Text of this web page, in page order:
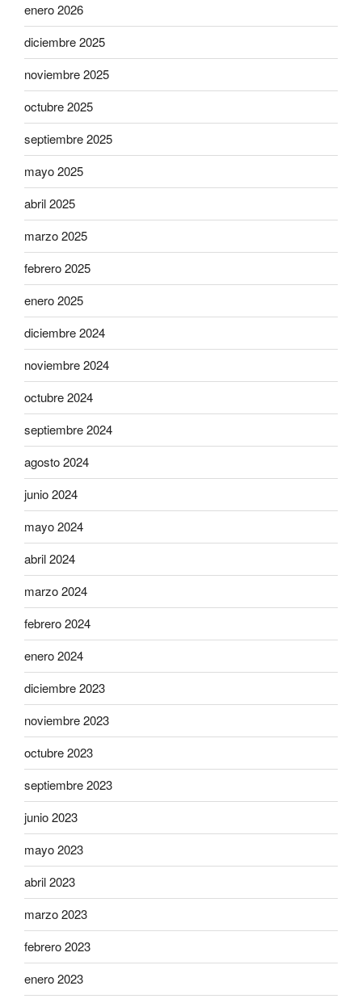
enero 2026
diciembre 2025
noviembre 2025
octubre 2025
septiembre 2025
mayo 2025
abril 2025
marzo 2025
febrero 2025
enero 2025
diciembre 2024
noviembre 2024
octubre 2024
septiembre 2024
agosto 2024
junio 2024
mayo 2024
abril 2024
marzo 2024
febrero 2024
enero 2024
diciembre 2023
noviembre 2023
octubre 2023
septiembre 2023
junio 2023
mayo 2023
abril 2023
marzo 2023
febrero 2023
enero 2023